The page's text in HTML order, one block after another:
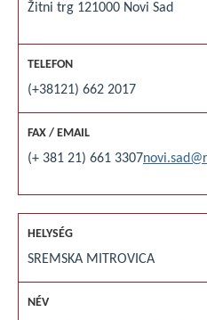
Žitni trg 121000 Novi Sad
(+38121) 662 2017
(+ 381 21) 661 3307
SREMSKA MITROVICA